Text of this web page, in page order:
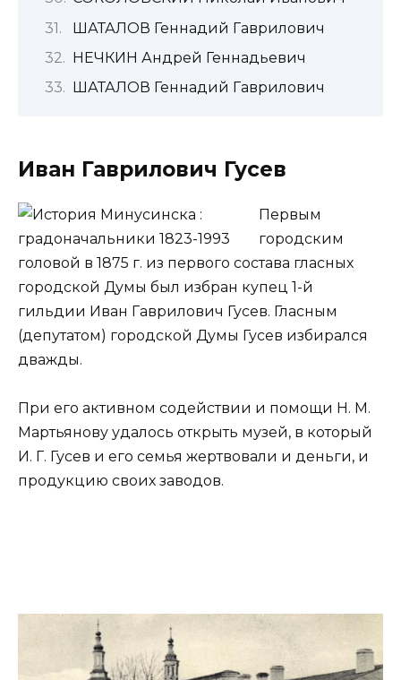
ШАТАЛОВ Геннадий Гаврилович
НЕЧКИН Андрей Геннадьевич
ШАТАЛОВ Геннадий Гаврилович
Иван Гаврилович Гусев
Первым
городским
головой в 1875 г. из первого состава гласных
городской Думы был избран купец 1-й
гильдии Иван Гаврилович Гусев. Гласным
(депутатом) городской Думы Гусев избирался
дважды.
При его активном содействии и помощи Н. М.
Мартьянову удалось открыть музей, в который
И. Г. Гусев и его семья жертвовали и деньги, и
продукцию своих заводов.